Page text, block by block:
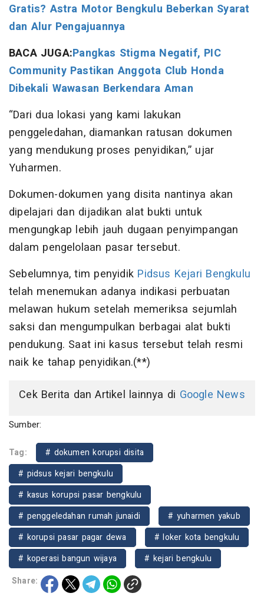
Gratis? Astra Motor Bengkulu Beberkan Syarat
dan Alur Pengajuannya
BACA JUGA:Pangkas Stigma Negatif, PIC
Community Pastikan Anggota Club Honda
Dibekali Wawasan Berkendara Aman
“Dari dua lokasi yang kami lakukan
penggeledahan, diamankan ratusan dokumen
yang mendukung proses penyidikan,” ujar
Yuharmen.
Dokumen-dokumen yang disita nantinya akan
dipelajari dan dijadikan alat bukti untuk
mengungkap lebih jauh dugaan penyimpangan
dalam pengelolaan pasar tersebut.
Sebelumnya, tim penyidik Pidsus Kejari Bengkulu
telah menemukan adanya indikasi perbuatan
melawan hukum setelah memeriksa sejumlah
saksi dan mengumpulkan berbagai alat bukti
pendukung. Saat ini kasus tersebut telah resmi
naik ke tahap penyidikan.(**)
Cek Berita dan Artikel lainnya di Google News
Sumber:
Tag:
# dokumen korupsi disita
# pidsus kejari bengkulu
# kasus korupsi pasar bengkulu
# penggeledahan rumah junaidi
# yuharmen yakub
# korupsi pasar pagar dewa
# loker kota bengkulu
# koperasi bangun wijaya
# kejari bengkulu
Share: